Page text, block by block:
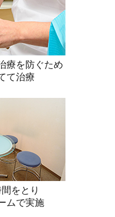
療を防ぐため
て治療
をとり
ムで実施